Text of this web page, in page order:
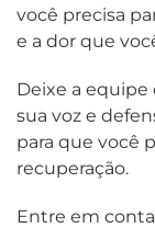
você precisa
e a dor que
Deixe a equipe
sua voz e
para que você
recuperação.
Entre em